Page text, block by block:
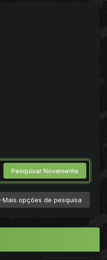
Pesquisar Novamente
Mais opções de pesquisa